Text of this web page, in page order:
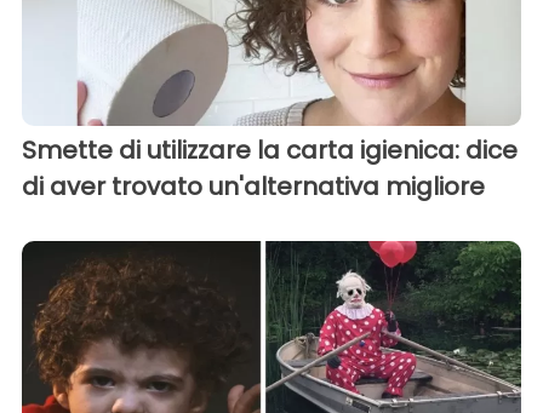
Smette di utilizzare la carta igienica: dice
di aver trovato un'alternativa migliore